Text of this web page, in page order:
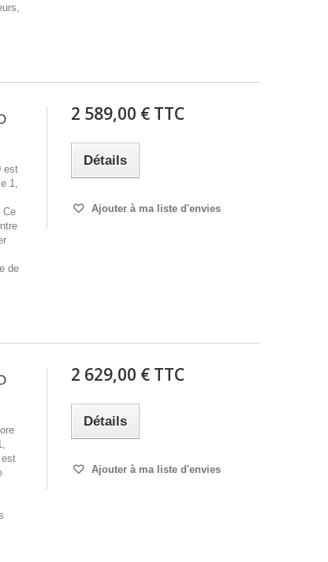
est
1,
Ce
de
2 589,00 € TTC
Détails
Ajouter à ma liste d'envies
est
2 629,00 € TTC
Détails
Ajouter à ma liste d'envies